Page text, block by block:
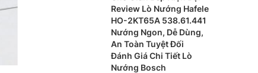
Review Lò Nướng Hafele
HO-2KT65A 538.61.441
Nướng Ngon, Dễ Dùng,
An Toàn Tuyệt Đối
Đánh Giá Chi Tiết Lò
Nướng Bosch